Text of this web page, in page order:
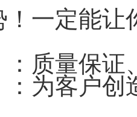
一定能让
：质量保
：为客户